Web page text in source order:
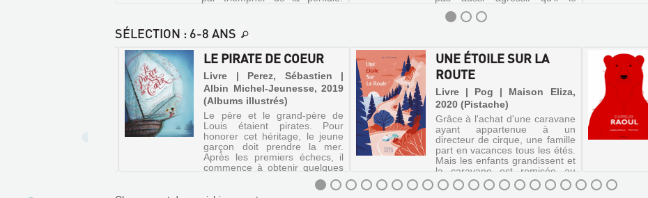
UNE
HISTOIRE
COURTE
SÉLECTION : 6-8 ANS
UNE ÉTOILE SUR LA
ROUTE
Livre | Pog | Maison Eliza,
2020 (Pistache)
Grâce à l'achat d'une caravane
ayant appartenue à un
directeur de cirque, une famille
part en vacances tous les étés.
Mais les enfants grandissent et
la caravane est remisée au
fond du jardin. Un album sur la
réhabilitation, la tr...
LE PIRATE DE COEUR
Livre | Perez, Sébastien |
Albin Michel-Jeunesse, 2019
(Albums illustrés)
Le père et le grand-père de
Louis étaient pirates. Pour
honorer cet héritage, le jeune
garçon doit prendre la mer.
Après les premiers échecs, il
commence à obtenir quelques
butins, en volant une sirène et
deux pauvres pêcheurs. Ma...